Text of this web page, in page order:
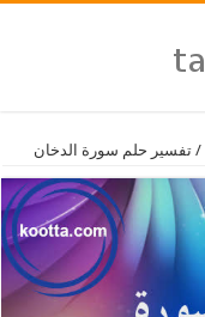
/ تفسير حلم سورة الدخان